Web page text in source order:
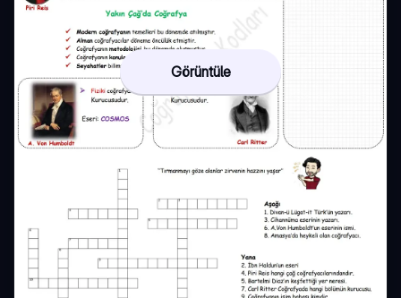
Görüntüle